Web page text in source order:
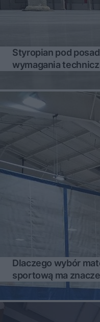
Styropian pod
wymagania
Dlaczego wybór
sportową ma